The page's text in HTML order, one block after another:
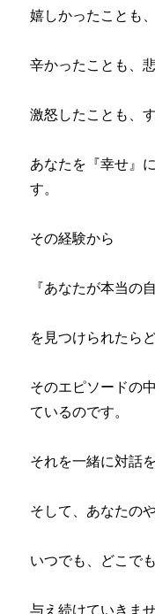
嬉しかったことも
辛かったことも、
激怒したことも、
あなたを『幸せ』
す。
その経験から
『あなたが本当の
を見つけられたら
そのエピソードの
ているのです。
それを一緒に対話
そして、あなたの
いつでも、どこで
与え続けていきま